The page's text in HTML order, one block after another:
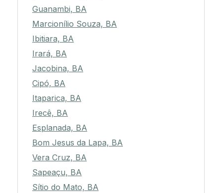
Guanambi, BA
Marcionílio Souza, BA
Ibitiara, BA
Irará, BA
Jacobina, BA
Cipó, BA
Itaparica, BA
Irecê, BA
Esplanada, BA
Bom Jesus da Lapa, BA
Vera Cruz, BA
Sapeaçu, BA
Sítio do Mato, BA